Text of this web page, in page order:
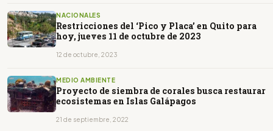
NACIONALES
Restricciones del ‘Pico y Placa’ en Quito para
hoy, jueves 11 de octubre de 2023
12 de octubre, 2023
MEDIO AMBIENTE
Proyecto de siembra de corales busca restaurar
ecosistemas en Islas Galápagos
21 de septiembre, 2022